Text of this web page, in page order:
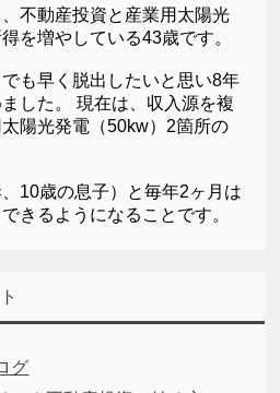
不動産投資と産業用太陽光
を増やしている43歳です。
も早く脱出したいと思い8年
した。 現在は、収入源を複
陽光発電（50kw）2箇所の
10歳の息子）と毎年2ヶ月は
きるようになることです。
グ